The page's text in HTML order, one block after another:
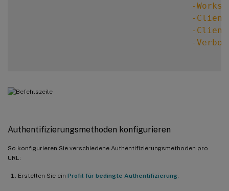
-
-
-
-
Authentifizierungsmethoden konfigurieren
So konfigurieren Sie verschiedene Authentifizierungsmethoden pro
URL:
Erstellen Sie ein Profil für bedingte Authentifizierung